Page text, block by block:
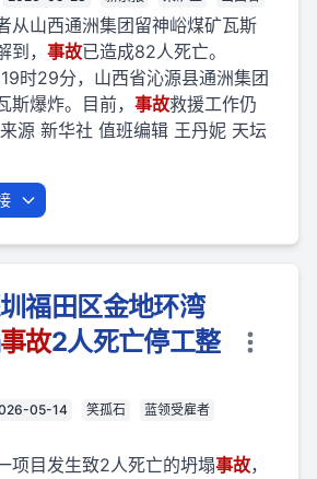
从山西通洲集团留神峪煤矿瓦斯
到， 事故已造成82人死亡。
时29分，山西省沁源县通洲集团
斯爆炸。目前， 事故救援工作仍
源 新华社 值班编辑 王丹妮 天坛
福田区金地环湾
事故2人死亡停工整
05-14 笑孤石
蓝领受雇者
项目发生致2人死亡的坍塌事故，